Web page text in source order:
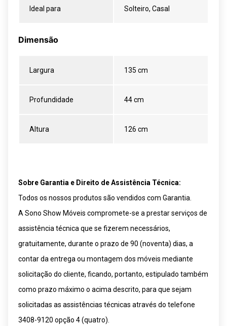
Ideal para Solteiro, Casal
Dimensão
Largura 135 cm
Profundidade 44 cm
Altura 126 cm
Sobre Garantia e Direito de Assistência Técnica:
Todos os nossos produtos são vendidos com Garantia.
A Sono Show Móveis compromete-se a prestar serviços de
assistência técnica que se fizerem necessários,
gratuitamente, durante o prazo de 90 (noventa) dias, a
contar da entrega ou montagem dos móveis mediante
solicitação do cliente, ficando, portanto, estipulado também
como prazo máximo o acima descrito, para que sejam
solicitadas as assistências técnicas através do telefone
3408-9120 opção 4 (quatro).